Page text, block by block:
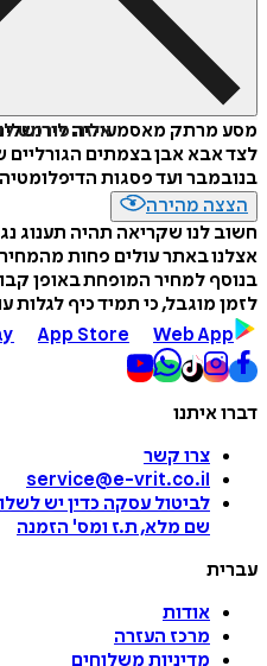
איזה פורמטמסע מרתק מאסמעיליה
לצד אבא אבן בצמתים
בנובמבר ועד פסגות
הצצה מהירה
חשוב לנו שקריאה תהיה תענוג
אצלנו באתר עולים פחות
בנוסף למחיר המופחת באופן
לזמן מוגבל, כי תמיד כיף לגלות
App Store Web App
דברו איתנו
צרו קשר
service@e-vrit.co.il
לביטול עסקה כדין יש
שם מלא, ת.ז ומס' הזמנה
עברית
אודות
מרכז העזרה
מדיניות משלוחים